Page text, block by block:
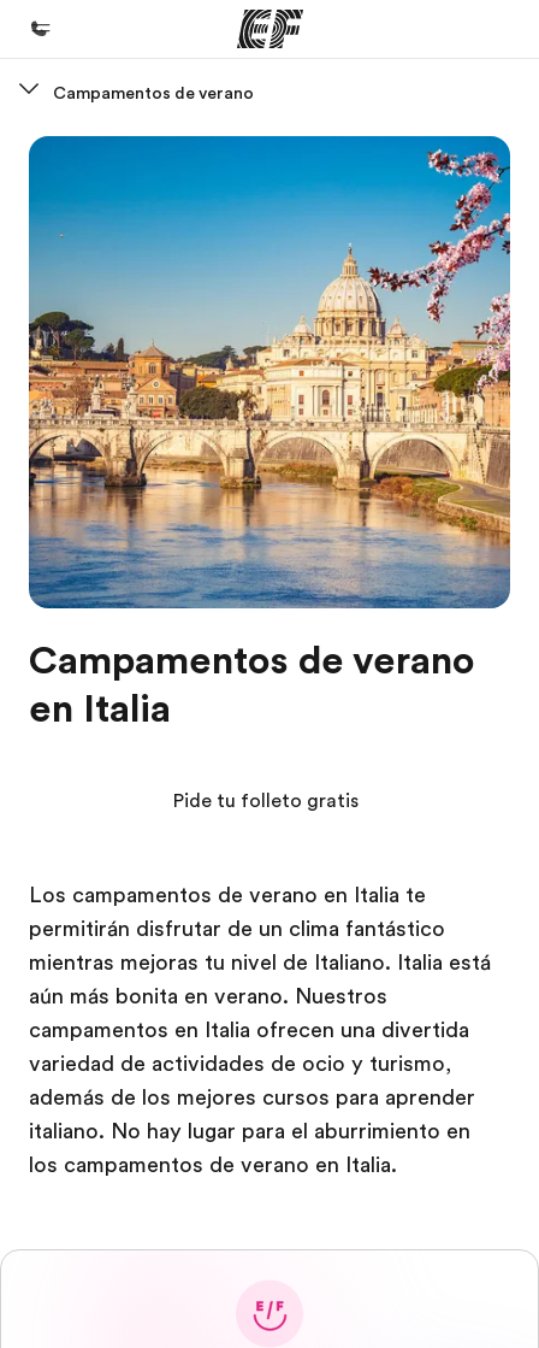
Bienvenido a EF
Programas
Ver todo lo que hacemos
Encuentra una oficina
Sobre nosotros
Quiénes somos
Trabajos
Únete al equipo
Campamentos de verano
Campamentos de verano
en Italia
Los campamentos de verano en Italia te
permitirán disfrutar de un clima fantástico
mientras mejoras tu nivel de Italiano. Italia está
aún más bonita en verano. Nuestros
campamentos en Italia ofrecen una divertida
variedad de actividades de ocio y turismo,
además de los mejores cursos para aprender
italiano. No hay lugar para el aburrimiento en
los campamentos de verano en Italia.
Pide tu folleto gratis